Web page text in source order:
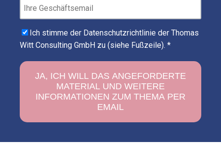
Ich stimme der Datenschutzrichtlinie der Thomas
Witt Consulting GmbH zu (siehe Fußzeile). *